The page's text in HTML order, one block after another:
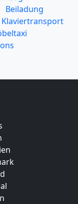
Beiladung
Klaviertransport